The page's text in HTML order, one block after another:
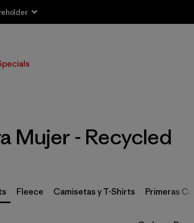
Mujer - Recycled
Fleece Camisetas y T-Shirts Primeras